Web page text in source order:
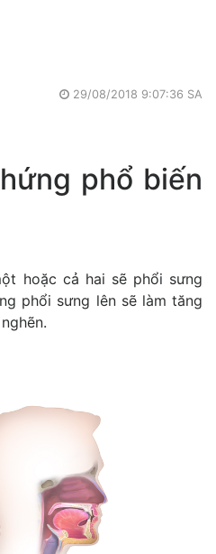
29/08/2018 9:07:36 SA
phổ biến
hoặc cả hai sẽ phổi sưng
phổi sưng lên sẽ làm tăng